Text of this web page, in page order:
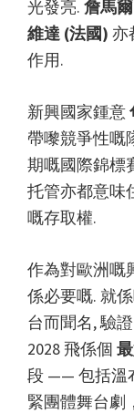
墅
公
園
光發亮. 詹馬
維達 (法國) 亦
作用.
新興國家鍾意
帶嚟競爭性嘅
期嘅國際錦標
托管亦都意味
嘅存取權.
作為對歐洲嘅
係必要嘅. 就
台而聞名, 驗
2028 飛係個
段 —— 包括溫
緊團體舞台劇